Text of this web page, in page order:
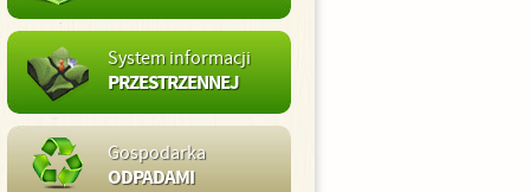
System informacji
PRZESTRZENNEJ
Gospodarka
ODPADAMI